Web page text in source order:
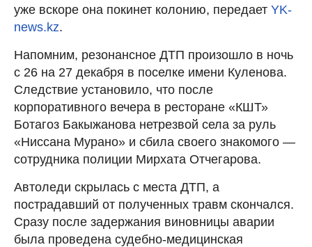
уже вскоре она покинет колонию, передает YK-
news.kz.
Напомним, резонансное ДТП произошло в ночь
с 26 на 27 декабря в поселке имени Куленова.
Следствие установило, что после
корпоративного вечера в ресторане «КШТ»
Ботагоз Бакыжанова нетрезвой села за руль
«Ниссана Мурано» и сбила своего знакомого —
сотрудника полиции Мирхата Отчегарова.
Автоледи скрылась с места ДТП, а
пострадавший от полученных травм скончался.
Сразу после задержания виновницы аварии
была проведена судебно-медицинская